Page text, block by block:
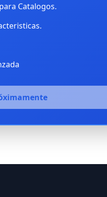
Catalogos.